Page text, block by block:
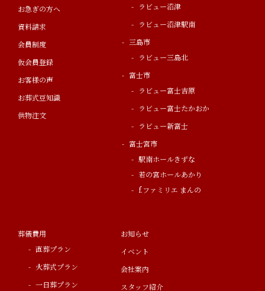
お急ぎの方へ
資料請求
会員制度
仮会員登録
お客様の声
お葬式豆知識
供物注文
ラビュー沼津
ラビュー沼津駅南
三島市
ラビュー三島北
富士市
ラビュー富士吉原
ラビュー富士たかおか
ラビュー新富士
富士宮市
駅南ホールきずな
若の宮ホールあかり
f.ファミリエ まんの
葬儀費用
直葬プラン
火葬式プラン
一日葬プラン
お知らせ
イベント
会社案内
スタッフ紹介